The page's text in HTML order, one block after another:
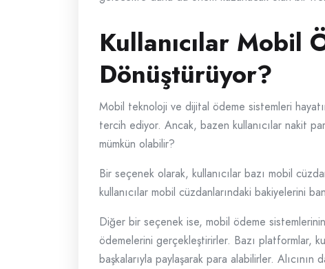
Kullanıcılar Mobil
Dönüştürüyor?
Mobil teknoloji ve dijital ödeme sistemleri
tercih ediyor. Ancak, bazen kullanıcılar nakit
mümkün olabilir?
Bir seçenek olarak, kullanıcılar bazı mobil
kullanıcılar mobil cüzdanlarındaki bakiyelerini
Diğer bir seçenek ise, mobil ödeme
ödemelerini gerçekleştirirler. Bazı platformlar,
başkalarıyla paylaşarak para alabilirler.